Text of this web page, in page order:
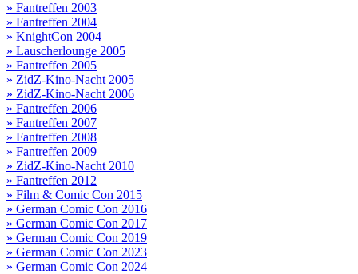
» Fantreffen 2003
» Fantreffen 2004
» KnightCon 2004
» Lauscherlounge 2005
» Fantreffen 2005
» ZidZ-Kino-Nacht 2005
» ZidZ-Kino-Nacht 2006
» Fantreffen 2006
» Fantreffen 2007
» Fantreffen 2008
» Fantreffen 2009
» ZidZ-Kino-Nacht 2010
» Fantreffen 2012
» Film & Comic Con 2015
» German Comic Con 2016
» German Comic Con 2017
» German Comic Con 2019
» German Comic Con 2023
» German Comic Con 2024